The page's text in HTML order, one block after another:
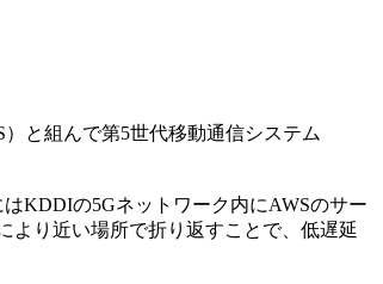
と組んで第5世代移動通信システム
KDDIの5Gネットワーク内にAWSのサー
より近い場所で折り返すことで、低遅延